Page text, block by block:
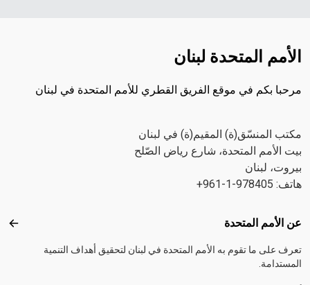
الأمم المتحدة لبنان
مرحبا بكم في موقع الفريق القطري للأمم المتحدة في لبنان
مكتب المنسّق(ة) المقيم(ة) في لبنان
بيت الأمم المتحدة، شارع رياض الصّلح
بيروت، لبنان
هاتف: 978405-1-961+
Footer menu
عن الأمم المتحدة عن
تعرف على ما تقوم به الأمم المتحدة في لبنان لتحقيق أهداف التنمية
المستدامة.